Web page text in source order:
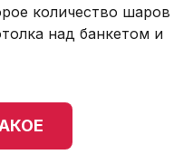
количество шаров
над банкетом и